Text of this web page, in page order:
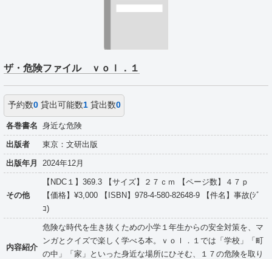
ザ・危険ファイル ｖｏｌ．１
予約数0貸出可能数1貸出数0
各巻書名 身近な危険
出版者 東京：文研出版
出版年月 2024年12月
その他
【NDC１】369.3 【サイズ】２７ｃｍ 【ページ数】４７ｐ
【価格】¥3,000 【ISBN】978-4-580-82648-9 【件名】事故(ｼﾞ
ｺ)
内容紹介
危険な時代を生き抜くための小学１年生からの安全対策を、マ
ンガとクイズで楽しく学べる本。ｖｏｌ．１では「学校」「町
の中」「家」といった身近な場所にひそむ、１７の危険を取り